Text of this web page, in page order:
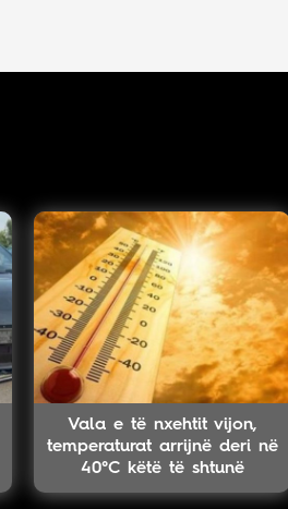
Vala e të nxehtit vijon,
temperaturat arrijnë deri në
40°C këtë të shtunë